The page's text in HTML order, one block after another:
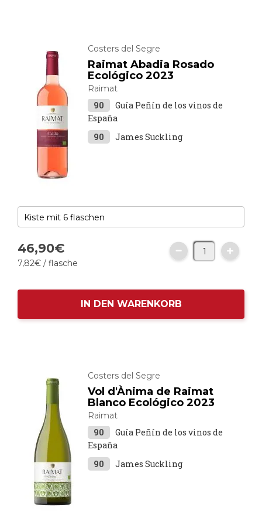
Costers del Segre
Raimat Abadia Rosado
Ecológico 2023
Raimat
90
Guía Peñín de los vinos de
España
90
James Suckling
46,90€
7,82€ / flasche
IN DEN WARENKORB
Costers del Segre
Vol d'Ànima de Raimat
Blanco Ecológico 2023
Raimat
90
Guía Peñín de los vinos de
España
90
James Suckling